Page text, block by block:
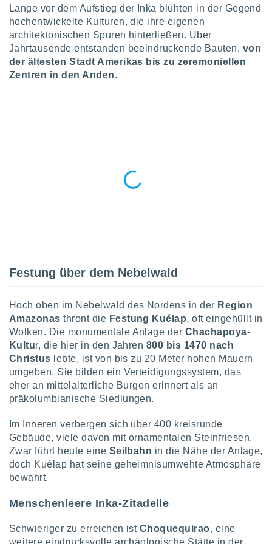
oder
Partner
es uns
das
der
der
sind,
Sie
In
der
Lange vor dem Aufstieg der Inka blühten in der Gegend
hochentwickelte Kulturen, die ihre eigenen
architektonischen Spuren hinterließen. Über
Jahrtausende entstanden beeindruckende Bauten, von
der ältesten Stadt Amerikas bis zu zeremoniellen
Zentren in den Anden.
Festung über dem Nebelwald
Hoch oben im Nebelwald des Nordens in der Region
Amazonas thront die Festung Kuélap, oft eingehüllt in
Wolken. Die monumentale Anlage der Chachapoya-
Kultur, die hier in den Jahren 800 bis 1470 nach
Christus lebte, ist von bis zu 20 Meter hohen Mauern
umgeben. Sie bilden ein Verteidigungssystem, das
eher an mittelalterliche Burgen erinnert als an
präkolumbianische Siedlungen.
Im Inneren verbergen sich über 400 kreisrunde
Gebäude, viele davon mit ornamentalen Steinfriesen.
Zwar führt heute eine Seilbahn in die Nähe der Anlage,
doch Kuélap hat seine geheimnisumwehte Atmosphäre
bewahrt.
Menschenleere Inka-Zitadelle
Schwieriger zu erreichen ist Choquequirao, eine
weitere eindrucksvolle archäologische Stätte in der